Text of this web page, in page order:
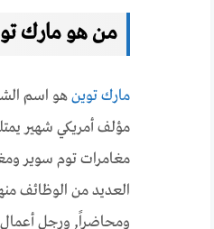
من هو مارك
مارك توينهو اسم
مؤلف أمريكي شهير
مغامرات توم سوير
العديد من الوظائف
ومحاضراً, ورجل